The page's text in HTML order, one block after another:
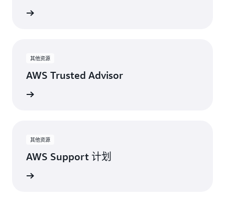
其他资源
AWS Trusted Advisor
其他资源
AWS Support 计划